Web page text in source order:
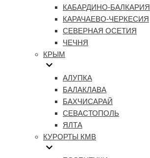
КАБАРДИНО-БАЛКАРИЯ
КАРАЧАЕВО-ЧЕРКЕСИЯ
СЕВЕРНАЯ ОСЕТИЯ
ЧЕЧНЯ
КРЫМ
АЛУПКА
БАЛАКЛАВА
БАХЧИСАРАЙ
СЕВАСТОПОЛЬ
ЯЛТА
КУРОРТЫ КМВ